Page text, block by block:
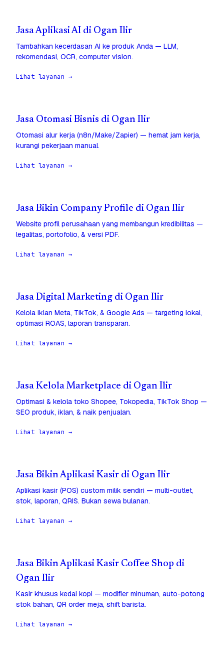
Jasa Aplikasi AI di Ogan Ilir
Tambahkan kecerdasan AI ke produk Anda — LLM,
rekomendasi, OCR, computer vision.
Lihat layanan →
Jasa Otomasi Bisnis di Ogan Ilir
Otomasi alur kerja (n8n/Make/Zapier) — hemat jam kerja,
kurangi pekerjaan manual.
Lihat layanan →
Jasa Bikin Company Profile di Ogan Ilir
Website profil perusahaan yang membangun kredibilitas —
legalitas, portofolio, & versi PDF.
Lihat layanan →
Jasa Digital Marketing di Ogan Ilir
Kelola iklan Meta, TikTok, & Google Ads — targeting lokal,
optimasi ROAS, laporan transparan.
Lihat layanan →
Jasa Kelola Marketplace di Ogan Ilir
Optimasi & kelola toko Shopee, Tokopedia, TikTok Shop —
SEO produk, iklan, & naik penjualan.
Lihat layanan →
Jasa Bikin Aplikasi Kasir di Ogan Ilir
Aplikasi kasir (POS) custom milik sendiri — multi-outlet,
stok, laporan, QRIS. Bukan sewa bulanan.
Lihat layanan →
Jasa Bikin Aplikasi Kasir Coffee Shop di
Ogan Ilir
Kasir khusus kedai kopi — modifier minuman, auto-potong
stok bahan, QR order meja, shift barista.
Lihat layanan →